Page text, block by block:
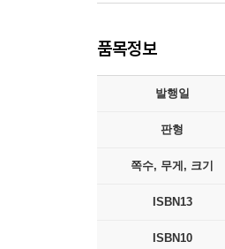
품목정보
발행일
판형
쪽수, 무게, 크기
ISBN13
ISBN10